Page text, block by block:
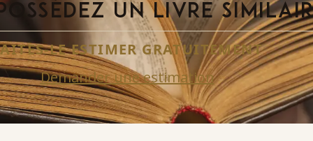
UN LIVRE
LE ESTIMER GRATUITEMENT
Demander une estimation